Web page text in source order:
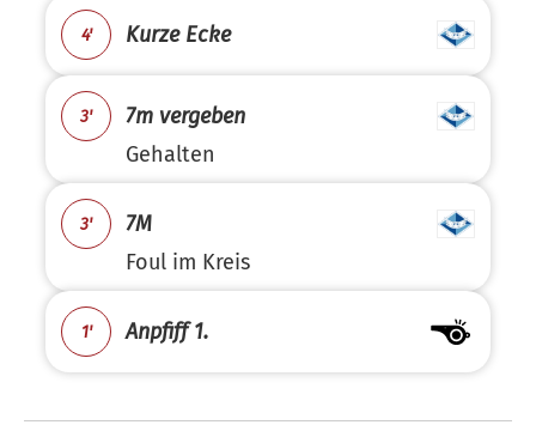
4' Kurze Ecke
3'
7m vergeben
Gehalten
3'
7M
Foul im Kreis
1' Anpfiff 1.